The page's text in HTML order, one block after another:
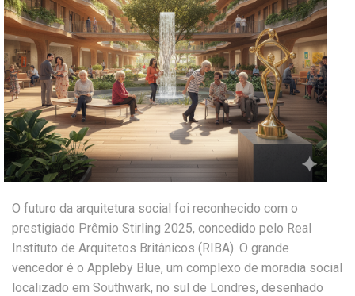
O futuro da arquitetura social foi reconhecido com o
prestigiado Prêmio Stirling 2025, concedido pelo Real
Instituto de Arquitetos Britânicos (RIBA). O grande
vencedor é o Appleby Blue, um complexo de moradia social
localizado em Southwark, no sul de Londres, desenhado